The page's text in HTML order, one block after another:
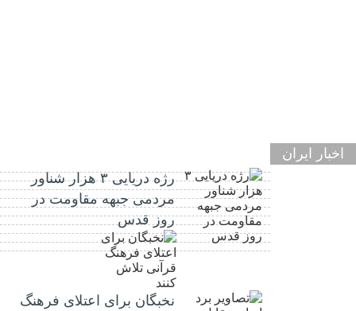
اخبار ایران
رژه دریایی ۳ هزار شناور
مردمی جبهه مقاومت در
روز قدس
نخبگان برای اعتلای فرهنگ